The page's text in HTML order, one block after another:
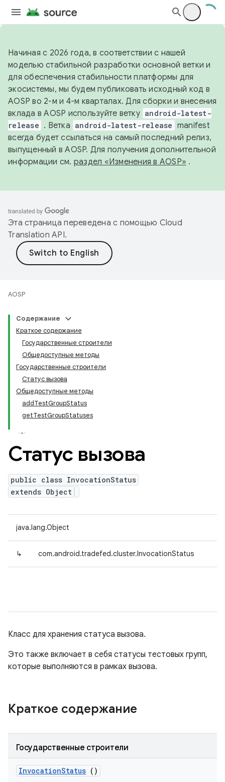
Начиная с 2026 года, в соответствии с нашей
моделью стабильной разработки основной ветки и
для обеспечения стабильности платформы для
экосистемы, мы будем публиковать исходный код в
AOSP во 2-м и 4-м кварталах. Для сборки и внесения
вклада в AOSP используйте ветку android-latest-
release . Ветка android-latest-release manifest
всегда будет ссылаться на самый последний релиз,
выпущенный в AOSP. Для получения дополнительной
информации см. раздел «Изменения в AOSP» .
Эта страница переведена с помощью Cloud
Translation API.
AOSP
Содержание
Краткое содержание
Государственные строители
Общедоступные методы
Государственные строители
Статус вызова
Общедоступные методы
addTestGroupStatus
getTestGroupStatuses
Статус вызова
public class InvocationStatus
extends Object
java.lang.Object
↳ com.android.tradefed.cluster.InvocationStatus
Класс для хранения статуса вызова.
Это также включает в себя статусы тестовых групп,
которые выполняются в рамках вызова.
Краткое содержание
Государственные строители
InvocationStatus ()